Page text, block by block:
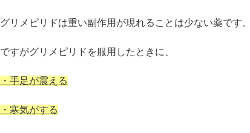
グリメピリドは重い副作用が現れることは少ない薬です。
ですがグリメピリドを服用したときに、
・手足が震える
・寒気がする